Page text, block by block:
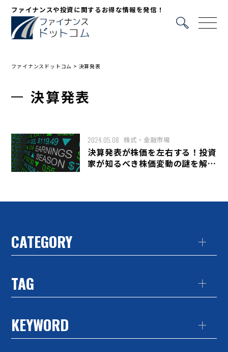
ファイナンスや投資に関するお得な情報を発信！
ファイナンスドットコム > 決算発表
決算発表
2024.05.08 株式・金融市場
決算発表が株価を左右する！投資
家が知るべき株価変動の謎を解き
CATEGORY
TAG
KEYWORD